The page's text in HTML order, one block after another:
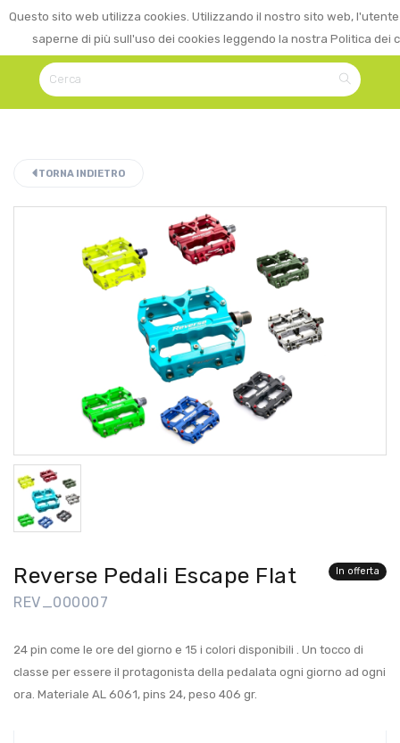
Questo sito web utilizza cookies. Utilizzando il nostro sito web,
saperne di più sull'uso dei cookies leggendo la nostra Politica dei
☰ 0
TORNA INDIETRO
Reverse Pedali Escape Flat
REV_000007
In offerta
24 pin come le ore del giorno e 15 i colori disponibili . Un tocco di
classe per essere il protagonista della pedalata ogni giorno ad ogni
ora. Materiale AL 6061, pins 24, peso 406 gr.